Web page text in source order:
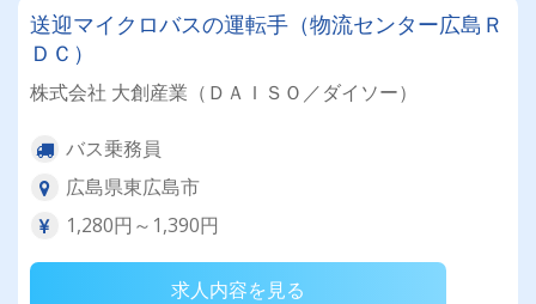
送迎マイクロバスの運転手（物流センター広島Ｒ
ＤＣ）
株式会社 大創産業（ＤＡＩＳＯ／ダイソー）
バス乗務員
広島県東広島市
1,280円～1,390円
求人内容を見る